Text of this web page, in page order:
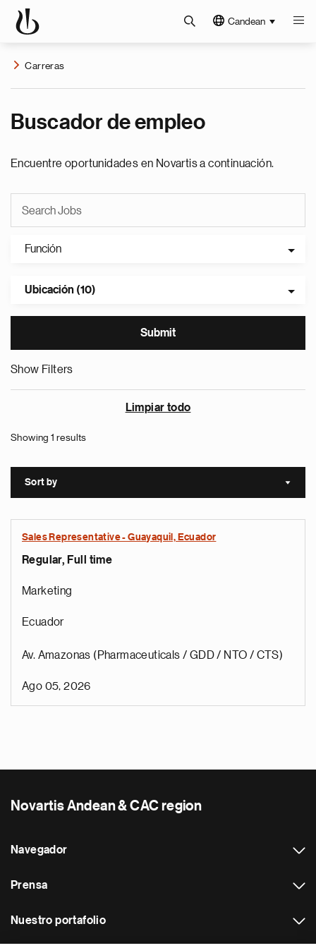
Candean
Carreras
Buscador de empleo
Encuentre oportunidades en Novartis a continuación.
Función
Ubicación (10)
Show Filters
Limpiar todo
Showing 1 results
Sort by Sort
Sales Representative - Guayaquil, Ecuador
Regular, Full time
Marketing
Ecuador
Av. Amazonas (Pharmaceuticals / GDD / NTO / CTS)
Ago 05, 2026
Novartis Andean & CAC region
Navegador
Prensa
Nuestro portafolio